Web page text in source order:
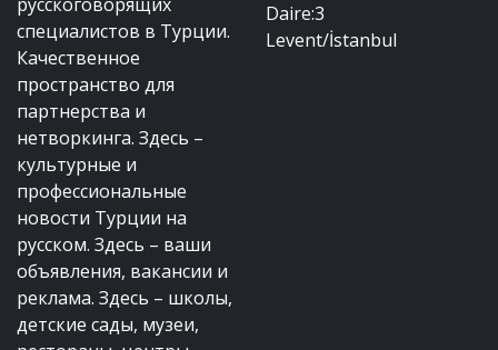
специалистов в Турции.
Качественное
пространство для
партнерства и
нетворкинга. Здесь –
культурные и
профессиональные
новости Турции на
русском. Здесь – ваши
объявления, вакансии и
реклама. Здесь – школы,
детские сады, музеи,
Daire:3
Levent/İstanbul